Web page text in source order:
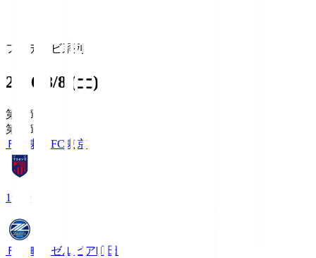
フジテレビ系列
2026/8/8 (土)
第1節
第1節
ＦＣ東京 FC東京
19:00
ＦＣ町田ゼルビア町田